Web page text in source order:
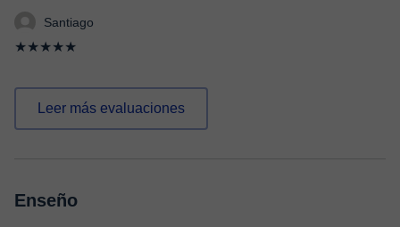
Santiago
★★★★★
Leer más evaluaciones
Enseño